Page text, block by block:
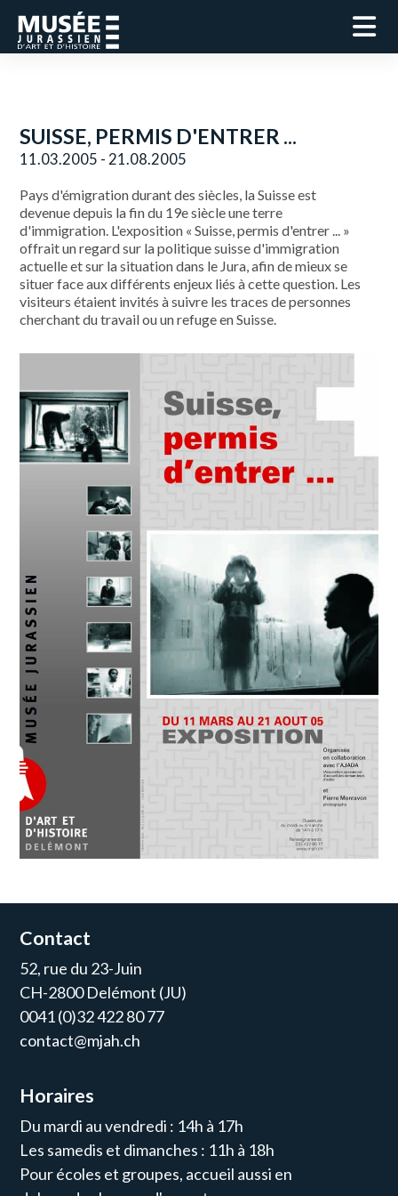
SUISSE, PERMIS D'ENTRER ...
11.03.2005 - 21.08.2005
Pays d'émigration durant des siècles, la Suisse est
devenue depuis la fin du 19e siècle une terre
d'immigration. L'exposition « Suisse, permis d'entrer ... »
offrait un regard sur la politique suisse d'immigration
actuelle et sur la situation dans le Jura, afin de mieux se
situer face aux différents enjeux liés à cette question. Les
visiteurs étaient invités à suivre les traces de personnes
cherchant du travail ou un refuge en Suisse.
Contact
52, rue du 23-Juin
CH-2800 Delémont (JU)
0041 (0)32 422 80 77
contact@mjah.ch
Horaires
Du mardi au vendredi : 14h à 17h
Les samedis et dimanches : 11h à 18h
Pour écoles et groupes, accueil aussi en